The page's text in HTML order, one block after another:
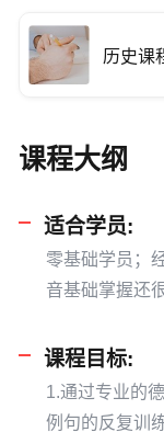
历史课
课程大纲
适合学员:
零基础学员；
音基础掌握还
课程目标:
1.通过专业的
例句的反复训